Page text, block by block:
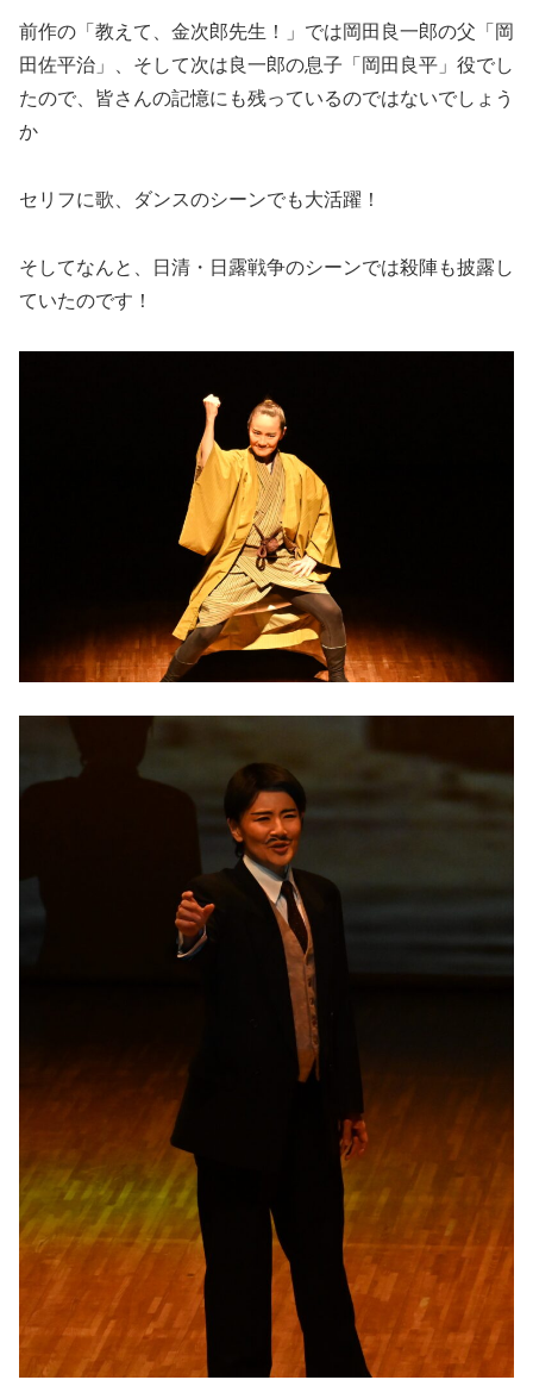
前作の「教えて、金次郎先生！」では岡田良一郎の父「岡
田佐平治」、そして次は良一郎の息子「岡田良平」役でし
たので、皆さんの記憶にも残っているのではないでしょう
か
セリフに歌、ダンスのシーンでも大活躍！
そしてなんと、日清・日露戦争のシーンでは殺陣も披露し
ていたのです！